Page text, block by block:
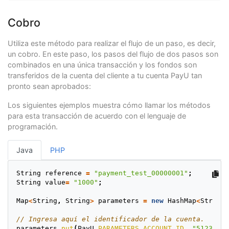
parameters.put(PayU.PARAMETERS.PAYER_POSTAL_CODE,
// -- Datos de la tarjeta de crédito --
// Ingresa aquí el número de la tarjeta de crédito
parameters.put(PayU .PARAMETERS. CREDIT_CARD_NUMBER
// Ingresa aquí la fecha de expiración de la
parameters. put( PayU.PARAMETERS .
// Ingresa aquí el código de seguridad de la
parameters.put(PayU
parameters .put(PayU. PARAMETERS. PAYMENT_METHOD,
// Ingresa aquí el número de cuotas.
parameters
// Ingresa aquí el nombre del país.
parameters.put
// Device Session ID
parameters.put PayU PARAMETERS
parameters . put ( PayU PARAMETERS IP_ADDRESS,
parameters put( PayU .PARAMETERS.COOKIE,
response
response
response.getResponseCode ();
response. getResponseMessage();
}
Cobro
Utiliza este método para realizar el flujo de un paso, es decir,
un cobro. En este paso, los pasos del flujo de dos pasos son
combinados en una única transacción y los fondos son
transferidos de la cuenta del cliente a tu cuenta PayU tan
pronto sean aprobados:
Los siguientes ejemplos muestra cómo llamar los métodos
para esta transacción de acuerdo con el lenguaje de
programación.
Java PHP
String reference = "payment_test_00000001" ;
String value= "1000" ;
Map<String , String> parameters = new HashMap<String
// Ingresa aquí el identificador de la cuenta.